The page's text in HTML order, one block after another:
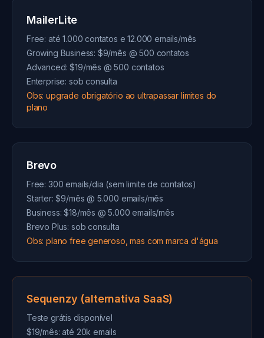
MailerLite
Free: até 1.000 contatos e 12.000 emails/mês
Growing Business: $9/mês @ 500 contatos
Advanced: $19/mês @ 500 contatos
Enterprise: sob consulta
Obs: upgrade obrigatório ao ultrapassar limites do
plano
Brevo
Free: 300 emails/dia (sem limite de contatos)
Starter: $9/mês @ 5.000 emails/mês
Business: $18/mês @ 5.000 emails/mês
Brevo Plus: sob consulta
Obs: plano free generoso, mas com marca d'água
Sequenzy (alternativa SaaS)
Teste grátis disponível
$19/mês: até 20k emails